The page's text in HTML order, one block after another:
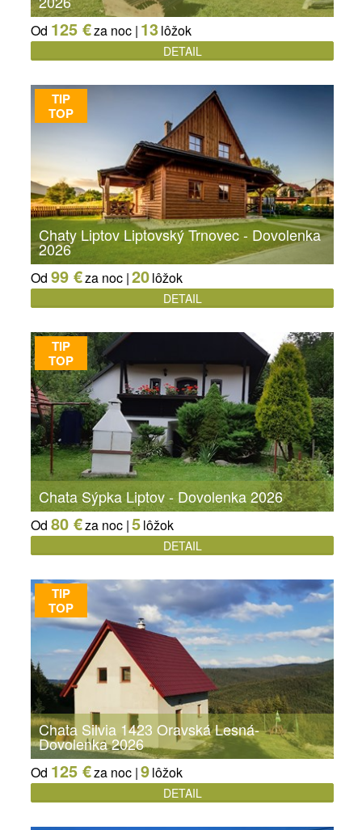
Od 125 €za noc | 13lôžok
DETAIL
TIP
TOP
Chaty Liptov Liptovský Trnovec - Dovolenka
2026
Od 99 €za noc |20lôžok
DETAIL
TIP
TOP
Chata Sýpka Liptov - Dovolenka 2026
Od 80 €za noc |5lôžok
DETAIL
TIP
TOP
Chata Silvia 1423 Oravská Lesná-
Dovolenka 2026
Od 125 €za noc |9lôžok
DETAIL